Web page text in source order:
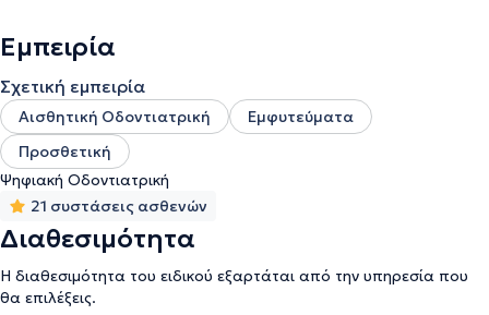
άμεση και αποτελεσματική αντιμετώπιση οξέων περιστατικών και
την αισθητική και λειτουργική αποκατάσταση της υγείας του
στόματος.
Εμπειρία
Σχετική εμπειρία
Αισθητική Οδοντιατρική
Εμφυτεύματα
Προσθετική
Ψηφιακή Οδοντιατρική
21 συστάσεις ασθενών
Διαθεσιμότητα
Η διαθεσιμότητα του ειδικού εξαρτάται από την υπηρεσία που
θα επιλέξεις.